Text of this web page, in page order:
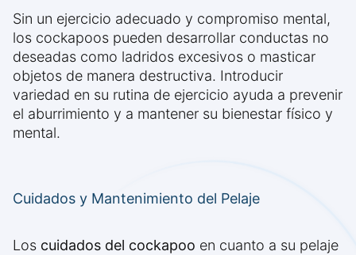
Sin un ejercicio adecuado y compromiso mental,
los cockapoos pueden desarrollar conductas no
deseadas como ladridos excesivos o masticar
objetos de manera destructiva. Introducir
variedad en su rutina de ejercicio ayuda a prevenir
el aburrimiento y a mantener su bienestar físico y
mental.
Cuidados y Mantenimiento del Pelaje
Los cuidados del cockapoo en cuanto a su pelaje